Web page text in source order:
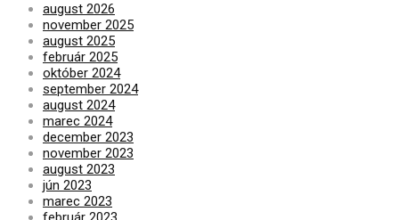
august 2026
november 2025
august 2025
február 2025
október 2024
september 2024
august 2024
marec 2024
december 2023
november 2023
august 2023
jún 2023
marec 2023